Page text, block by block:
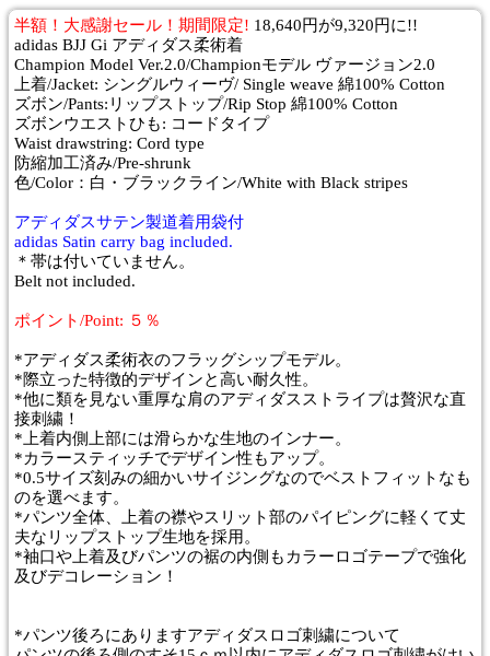
半額！大感謝セール！期間限定! 18,640円が9,320円に!!
adidas BJJ Gi アディダス柔術着
Champion Model Ver.2.0/Championモデル ヴァージョン2.0
上着/Jacket: シングルウィーヴ/ Single weave 綿100% Cotton
ズボン/Pants:リップストップ/Rip Stop 綿100% Cotton
ズボンウエストひも: コードタイプ
Waist drawstring: Cord type
防縮加工済み/Pre-shrunk
色/Color：白・ブラックライン/White with Black stripes
アディダスサテン製道着用袋付
adidas Satin carry bag included.
＊帯は付いていません。
Belt not included.
ポイント/Point: ５％
*アディダス柔術衣のフラッグシップモデル。
*際立った特徴的デザインと高い耐久性。
*他に類を見ない重厚な肩のアディダスストライプは贅沢な直
接刺繍！
*上着内側上部には滑らかな生地のインナー。
*カラースティッチでデザイン性もアップ。
*0.5サイズ刻みの細かいサイジングなのでベストフィットなも
のを選べます。
*パンツ全体、上着の襟やスリット部のパイピングに軽くて丈
夫なリップストップ生地を採用。
*袖口や上着及びパンツの裾の内側もカラーロゴテープで強化
及びデコレーション！
*パンツ後ろにありますアディダスロゴ刺繍について